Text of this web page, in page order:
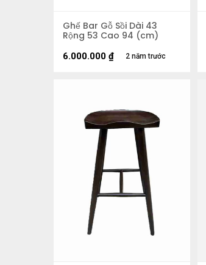
Ghế Bar Gỗ Sồi Dài 43
Rộng 53 Cao 94 (cm)
2 năm trước
6.000.000 ₫